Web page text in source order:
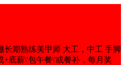
长期熟练美甲师 大工，中工 手脚
底薪\'包午餐\'或餐补，每月奖